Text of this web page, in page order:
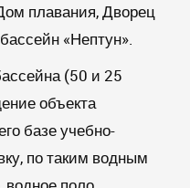
плавания, Дворец
«Нептун».
(50 и 25
объекта
базе учебно-
по таким водным